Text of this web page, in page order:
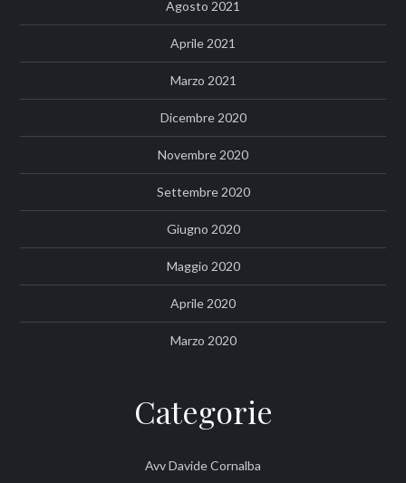
Agosto 2021
Aprile 2021
Marzo 2021
Dicembre 2020
Novembre 2020
Settembre 2020
Giugno 2020
Maggio 2020
Aprile 2020
Marzo 2020
Categorie
Avv Davide Cornalba